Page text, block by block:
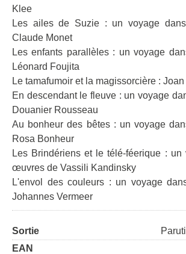
Klee
Les ailes de Suzie : un voyage
Claude Monet
Les enfants parallèles : un voyage
Léonard Foujita
Le tamafumoir et la magissorcière :
En descendant le fleuve : un voyage
Douanier Rousseau
Au bonheur des bêtes : un voyage
Rosa Bonheur
Les Brindériens et le télé-féerique : un
œuvres de Vassili Kandinsky
L'envol des couleurs : un voyage
Johannes Vermeer
Sortie
EAN